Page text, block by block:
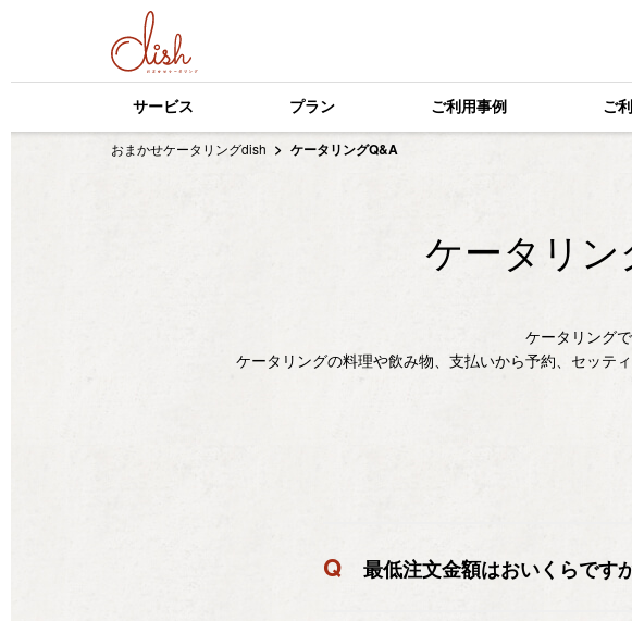
サービス プラン ご利用事例 ご
おまかせケータリングdish ケータリングQ&A
ケータリ
ケータリング
ケータリングの料理や飲み物、支払いから予約、セッテ
Q 最低注文金額はおいくらです